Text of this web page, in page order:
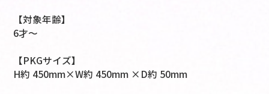
【対象年齢】
6才～
【PKGサイズ】
H約 450mm×W約 450mm ×D約 50mm